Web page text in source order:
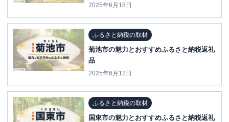
2025年6月18日
ふるさと納税の取材
菊池市の魅力とおすすめふるさと納税返礼
品
2025年6月12日
ふるさと納税の取材
国東市の魅力とおすすめふるさと納税返礼